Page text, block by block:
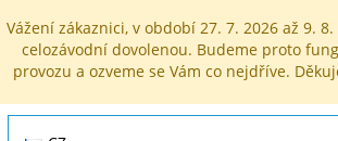
Vážení zákaznici, v období 27. 7. 2026 až 9.
celozávodní dovolenou. Budeme proto
provozu a ozveme se Vám co nejdříve.